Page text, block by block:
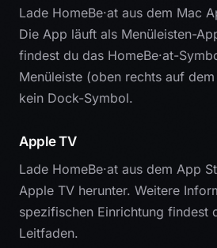
Lade HomeBe·at aus dem Mac
Die App läuft als Menüleisten-
findest du das HomeBe·at-
Menüleiste (oben rechts auf
kein Dock-Symbol.
Apple TV
Lade HomeBe·at aus dem App
Apple TV herunter. Weitere
spezifischen Einrichtung findest
Leitfaden.